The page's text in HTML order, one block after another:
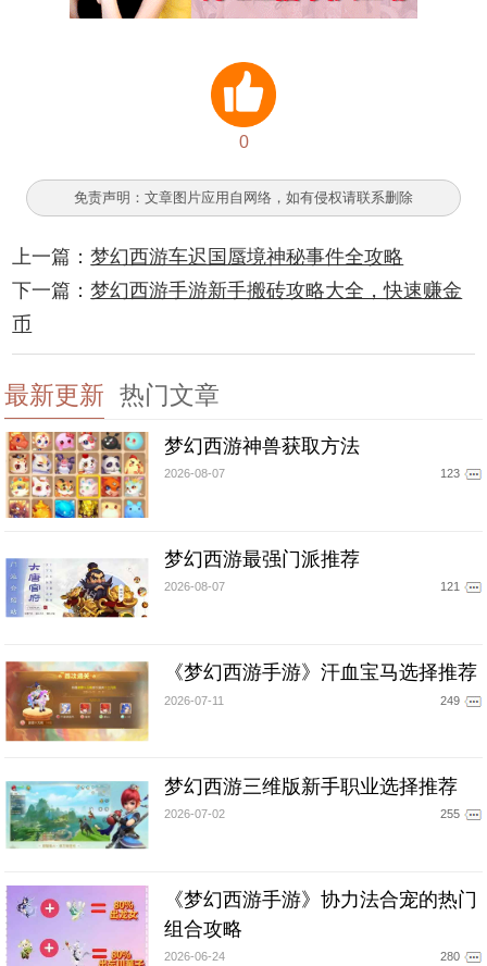
0
免责声明：文章图片应用自网络，如有侵权请联系删除
上一篇：梦幻西游车迟国蜃境神秘事件全攻略
下一篇：梦幻西游手游新手搬砖攻略大全，快速赚金
币
最新更新 热门文章
梦幻西游神兽获取方法
2026-08-07 123
梦幻西游最强门派推荐
2026-08-07 121
《梦幻西游手游》汗血宝马选择推荐
2026-07-11 249
梦幻西游三维版新手职业选择推荐
2026-07-02 255
《梦幻西游手游》协力法合宠的热门
组合攻略
2026-06-24 280